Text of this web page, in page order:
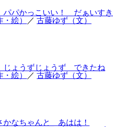
パかっこいい！ だぁいすき
絵）
／ 古藤ゆず（文）
ょうずじょうず できたね
絵）
／ 古藤ゆず（文）
なちゃんと あはは！